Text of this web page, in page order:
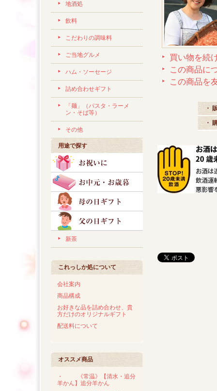
地酒処
飲料
こだわりの調味料
ご当地グルメ
ハム・ソーセージ
詰め合わせギフト
「麺」（パスタ・ラーメ
ン・そば等）
その他
用途で探す
新茶
これっしか処について
会社案内
商品構成
お好きな品を詰め合わせ、貴
方だけのオリジナルギフト
配送料について
オススメ商品
・
《常温》【清水・追分
羊かん】追分羊かん
買い物を続
この商品に
この商品を
・
・